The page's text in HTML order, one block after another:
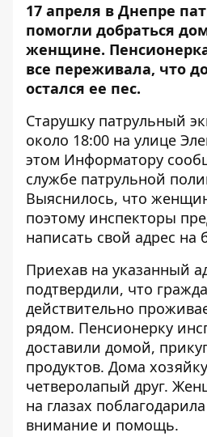
17 апреля в Днепре
помогли добраться
женщине.
все переживала, что
остался ее пес.
Старушку патрульный
около 18:00 на улице
этом Информатору
службе патрульной
Выяснилось, что
поэтому инспекторы
написать свой адрес на
Приехав на указанный
подтвердили, что
действительно
рядом. Пенсионерку
доставили домой,
продуктов. Дома
четверолапый друг.
на глазах
внимание и помощь.